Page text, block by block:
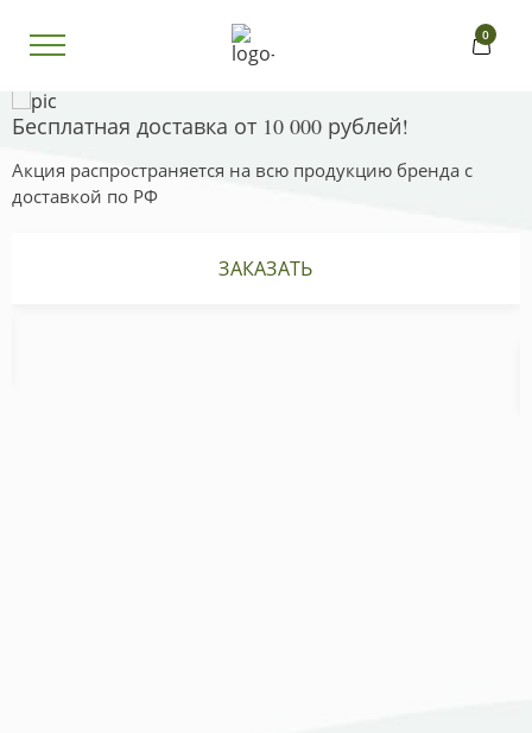
0
Бесплатная доставка от 10 000 рублей!
Акция распространяется на всю продукцию бренда с
доставкой по РФ
ЗАКАЗАТЬ